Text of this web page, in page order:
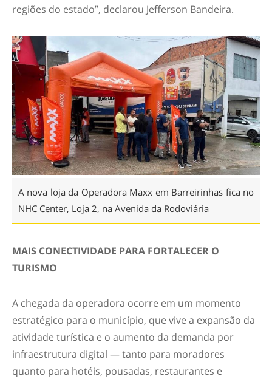
regiões do estado”, declarou Jefferson Bandeira.
A nova loja da Operadora Maxx em Barreirinhas fica no
NHC Center, Loja 2, na Avenida da Rodoviária
MAIS CONECTIVIDADE PARA FORTALECER O
TURISMO
A chegada da operadora ocorre em um momento
estratégico para o município, que vive a expansão da
atividade turística e o aumento da demanda por
infraestrutura digital — tanto para moradores
quanto para hotéis, pousadas, restaurantes e